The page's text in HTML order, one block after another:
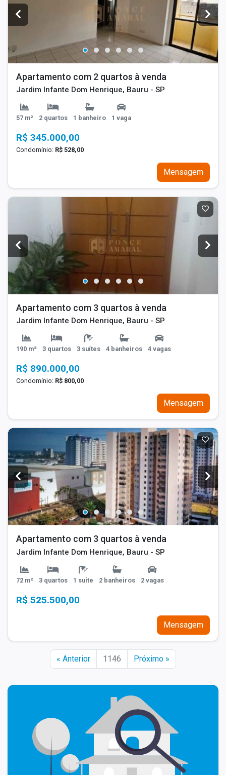
Apartamento com 2 quartos à venda
Jardim Infante Dom Henrique, Bauru - SP
57 m² 2 quartos 1 banheiro 1 vaga
R$ 345.000,00
Condomínio: R$ 528,00
Mensagem
Apartamento com 3 quartos à venda
Jardim Infante Dom Henrique, Bauru - SP
190 m² 3 quartos 3 suítes 4 banheiros 4 vagas
R$ 890.000,00
Condomínio: R$ 800,00
Mensagem
Apartamento com 3 quartos à venda
Jardim Infante Dom Henrique, Bauru - SP
72 m² 3 quartos 1 suíte 2 banheiros 2 vagas
R$ 525.500,00
Mensagem
« Anterior 1146 Próximo »